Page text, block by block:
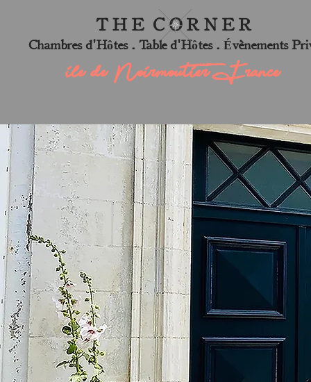
T H E C O R N E R
Chambres d'Hôtes . Table d'Hôtes . Évènements
ile de Noirmoutier, France